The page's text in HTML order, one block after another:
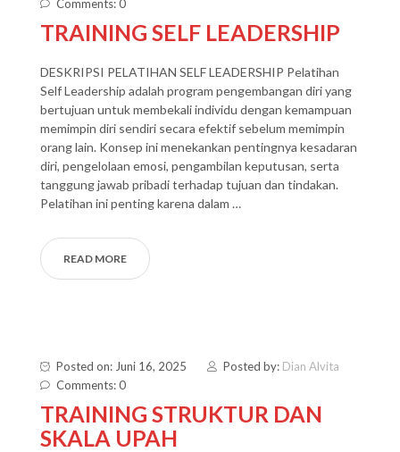
Comments: 0
TRAINING SELF LEADERSHIP
DESKRIPSI PELATIHAN SELF LEADERSHIP Pelatihan
Self Leadership adalah program pengembangan diri yang
bertujuan untuk membekali individu dengan kemampuan
memimpin diri sendiri secara efektif sebelum memimpin
orang lain. Konsep ini menekankan pentingnya kesadaran
diri, pengelolaan emosi, pengambilan keputusan, serta
tanggung jawab pribadi terhadap tujuan dan tindakan.
Pelatihan ini penting karena dalam …
READ MORE
Posted on: Juni 16, 2025 Posted by: Dian Alvita
Comments: 0
TRAINING STRUKTUR DAN
SKALA UPAH